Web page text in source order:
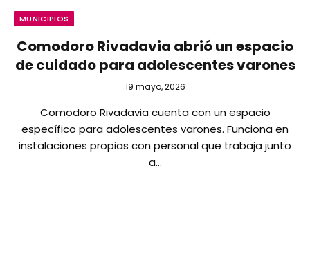
MUNICIPIOS
Comodoro Rivadavia abrió un espacio
de cuidado para adolescentes varones
19 mayo, 2026
Comodoro Rivadavia cuenta con un espacio
específico para adolescentes varones. Funciona en
instalaciones propias con personal que trabaja junto
a…